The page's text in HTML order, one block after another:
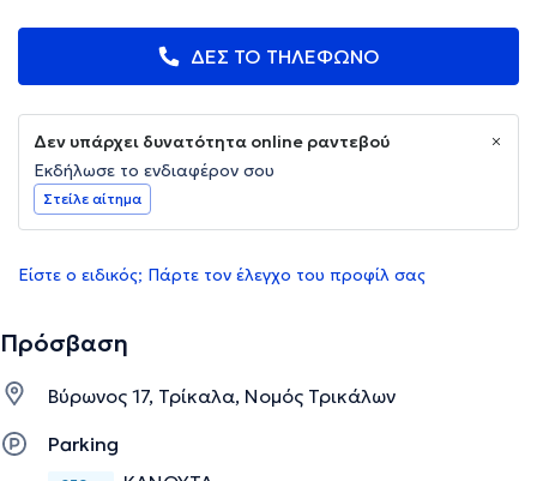
ΔΕΣ ΤΟ ΤΗΛΕΦΩΝΟ
Δεν υπάρχει δυνατότητα online ραντεβού
Εκδήλωσε το ενδιαφέρον σου
Στείλε αίτημα
Είστε ο ειδικός; Πάρτε τον έλεγχο του προφίλ σας
Πρόσβαση
Βύρωνος 17, Τρίκαλα, Νομός Τρικάλων
Parking